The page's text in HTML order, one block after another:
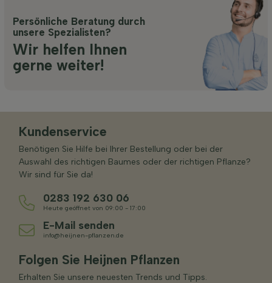
Persönliche Beratung durch
unsere Spezialisten?
Wir helfen Ihnen
gerne weiter!
Kundenservice
Benötigen Sie Hilfe bei Ihrer Bestellung oder bei der
Auswahl des richtigen Baumes oder der richtigen Pflanze?
Wir sind für Sie da!
0283 192 630 06
Heute geöffnet von 09:00 - 17:00
E-Mail senden
info@heijnen-pflanzen.de
Folgen Sie Heijnen Pflanzen
Erhalten Sie unsere neuesten Trends und Tipps.